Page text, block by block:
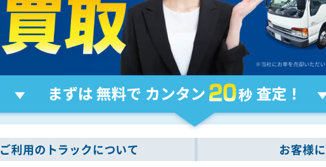
ご利用のトラックについて お客様